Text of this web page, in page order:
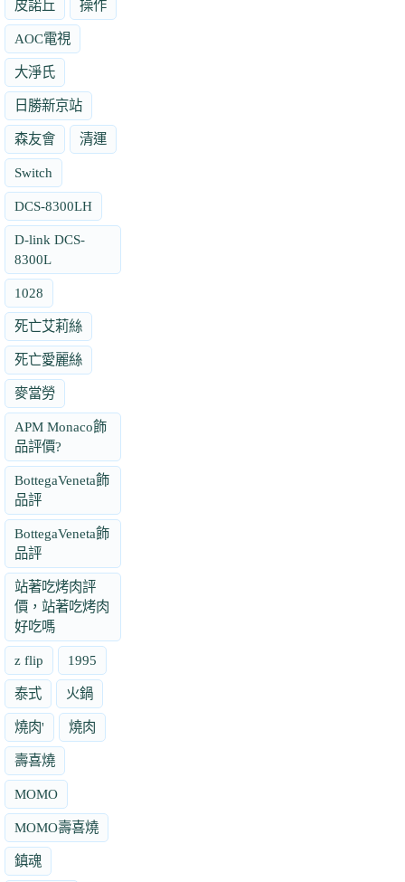
皮諾丘 操作
AOC電視
大淨氏
日勝新京站
森友會 清運
Switch
DCS-8300LH
D-link DCS-
8300L
1028
死亡艾莉絲
死亡愛麗絲
麥當勞
APM Monaco飾
品評價?
BottegaVeneta飾
品評
BottegaVeneta飾
品評
站著吃烤肉評
價，站著吃烤肉
好吃嗎
z flip 1995
泰式 火鍋
燒肉' 燒肉
壽喜燒
MOMO
MOMO壽喜燒
鎮魂